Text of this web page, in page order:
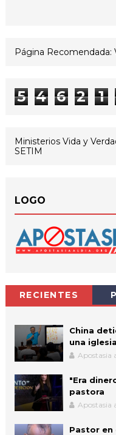
Página Recomendada:
5 4 6 2 1
Ministerios Vida y
SETIM
LOGO
RECIENTES
China
una
Apostasia
"Era
pastora
Apostasia
Pastor en